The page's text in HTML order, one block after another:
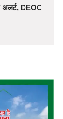
अलर्ट, DEOC